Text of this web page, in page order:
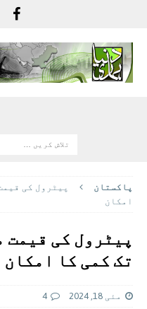
پاکستان
امکان
تک کمی کا امکان
مئی 18, 2024 4